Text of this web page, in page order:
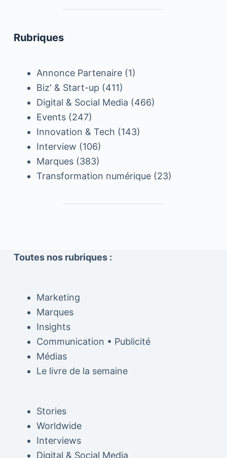
Rubriques
Annonce Partenaire(1)
Biz' & Start-up (411)
Digital & Social Media (466)
Events(247)
Innovation & Tech (143)
Interview (106)
Marques(383)
Transformation numérique(23)
Toutes nos rubriques :
Marketing
Marques
Insights
Communication • Publicité
Médias
Le livre de la semaine
Stories
Worldwide
Interviews
Digital & Social Media